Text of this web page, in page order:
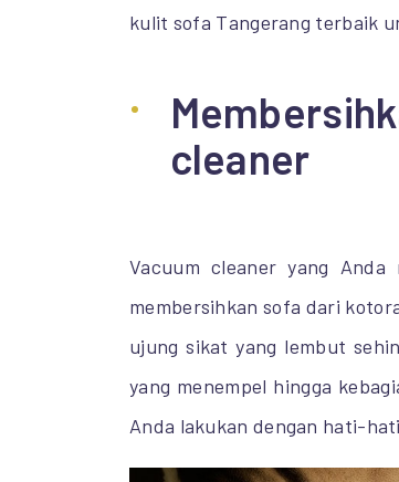
kulit sofa Tangerang terbaik
cleaner
Vacuum cleaner yang
membersihkan sofa dari
ujung sikat yang lembut
yang menempel hingga
Anda lakukan dengan hati-